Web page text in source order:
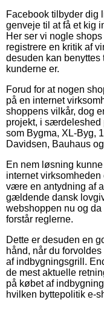
Facebook tilbyder
genveje til at få et kig
Her ser vi nogle
registrere en kritik af
desuden kan
kunderne er.
Forud for at nogen
på en internet
shoppens vilkår, dog
projekt, i
som Bygma, XL-Byg,
Davidsen, Bauhaus
En nem løsning
internet
være en antydning af
gældende dansk
webshoppen nu og
forstår reglerne.
Dette er desuden en
hånd, når du
af indbygningsgrill.
de mest aktuelle
på købet af
hvilken byttepolitik e-